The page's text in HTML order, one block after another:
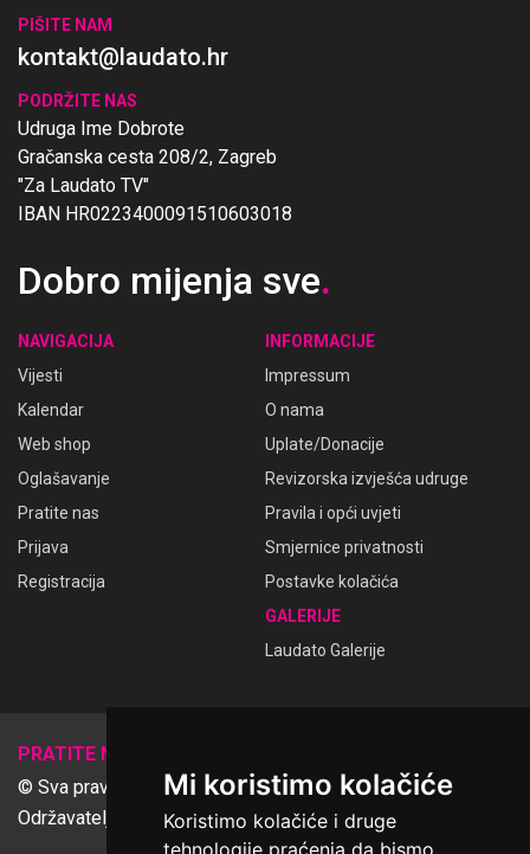
Mi koristimo kolačiće
Koristimo kolačiće i druge
tehnologije praćenja da bismo
PIŠITE NAM
kontakt@laudato.hr
PODRŽITE NAS
Udruga Ime Dobrote
Gračanska cesta 208/2, Zagreb
"Za Laudato TV"
IBAN HR0223400091510603018
Dobro mijenja sve.
NAVIGACIJA
Vijesti
Kalendar
Web shop
Oglašavanje
Pratite nas
Prijava
Registracija
INFORMACIJE
Impressum
O nama
Uplate/Donacije
Revizorska izvješća udruge
Pravila i opći uvjeti
Smjernice privatnosti
Postavke kolačića
GALERIJE
Laudato Galerije
PRATITE NAS
© Sva prava pridržana Udruga Ime dobrote
Održavatelj Netcom d.o.o., Riva 6, Rijeka